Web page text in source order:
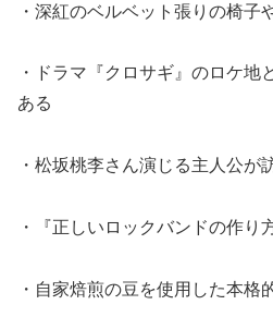
・深紅のベルベット張りの椅子
・ドラマ『クロサギ』のロケ地
ある
・松坂桃李さん演じる主人公が
・『正しいロックバンドの作り
・自家焙煎の豆を使用した本格